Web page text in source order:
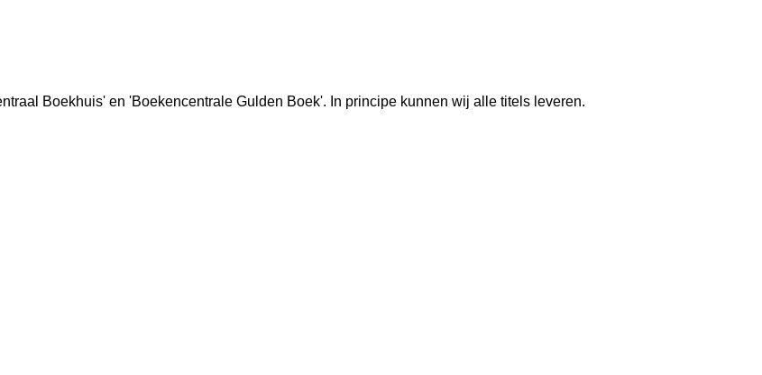
Boekhuis' en 'Boekencentrale Gulden Boek'. In principe kunnen wij alle titels leveren.